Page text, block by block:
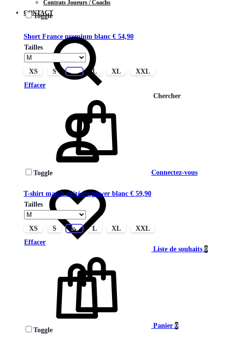
Contrats Joueurs / Coachs
CONTACT
Chercher
Connectez-vous
Liste de souhaits 0
Panier 0
Toggle
Short France premium blanc € 54,90
Tailles
XS S M L XL
XXL
Effacer
Toggle
T-shirt match météore power blanc € 59,90
Tailles
XS S M L XL
XXL
Effacer
Toggle